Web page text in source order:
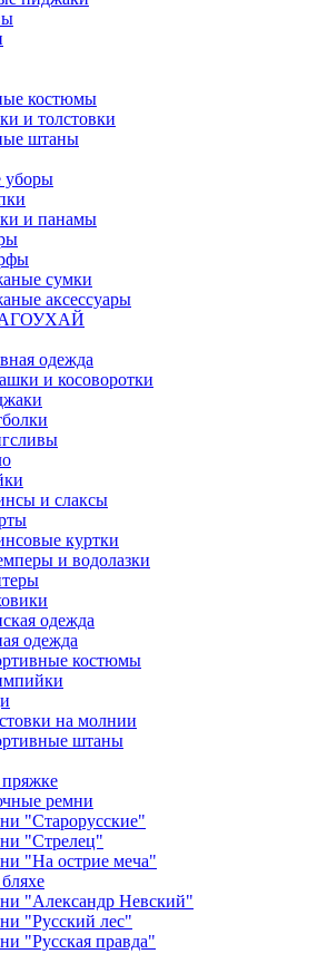
костюмы
и толстовки
штаны
уборы
и панамы
сумки
аксессуары
одежда
и косоворотки
и слаксы
куртки
и водолазки
одежда
одежда
костюмы
на молнии
штаны
ремни
"Старорусские"
"Стрелец"
"На острие меча"
"Александр Невский"
"Русский лес"
"Русская правда"